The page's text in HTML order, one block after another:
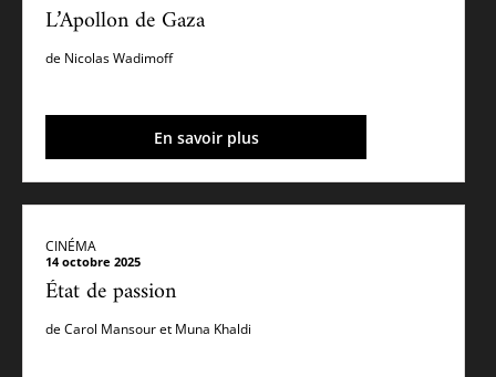
L’Apollon de Gaza
de Nicolas Wadimoff
En savoir plus
CINÉMA
14 octobre 2025
État de passion
de Carol Mansour et Muna Khaldi